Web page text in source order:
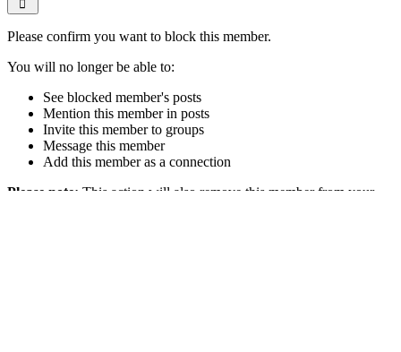
Please confirm you want to block this member.
You will no longer be able to:
See blocked member's posts
Mention this member in posts
Invite this member to groups
Message this member
Add this member as a connection
Please note: This action will also remove this member from your